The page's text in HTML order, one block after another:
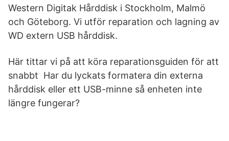
Western Digitak Hårddisk i Stockholm, Malmö
och Göteborg. Vi utför reparation och lagning av
WD extern USB hårddisk.
Här tittar vi på att köra reparationsguiden för att
snabbt Har du lyckats formatera din externa
hårddisk eller ett USB-minne så enheten inte
längre fungerar?